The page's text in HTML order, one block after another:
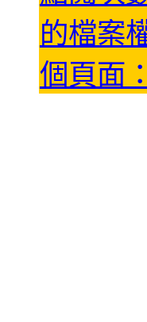
的檔案
個頁面